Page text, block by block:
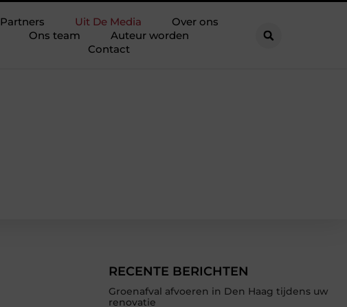
Partners Uit De Media
Over ons
Ons team
Auteur worden
Contact
RECENTE BERICHTEN
Groenafval afvoeren in Den Haag tijdens uw
renovatie